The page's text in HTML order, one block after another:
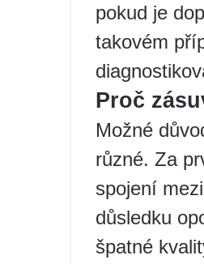
pokud je
takovém
Proč
Možné
různé. Za
spojení
důsledku
špatné